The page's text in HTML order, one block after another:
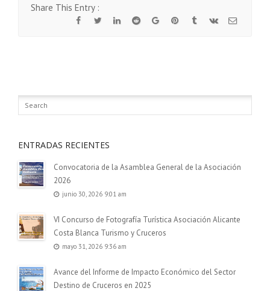
Share This Entry :
ENTRADAS RECIENTES
Convocatoria de la Asamblea General de la Asociación
2026
junio 30, 2026 9:01 am
VI Concurso de Fotografía Turística Asociación Alicante
Costa Blanca Turismo y Cruceros
mayo 31, 2026 9:36 am
Avance del Informe de Impacto Económico del Sector
Destino de Cruceros en 2025